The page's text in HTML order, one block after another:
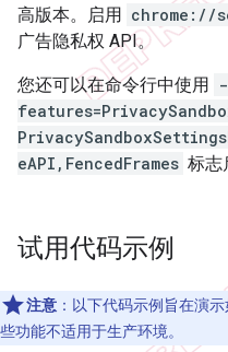
高版本。启用 chrome://
广告隐私权 API。
您还可以在命令行中使用
eAPI,FencedFrames 标志
试用代码示例
注意 ：以下代码示例旨在演
些功能不适用于生产环境。